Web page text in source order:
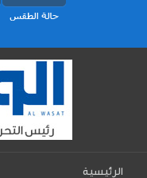
الرئيسية